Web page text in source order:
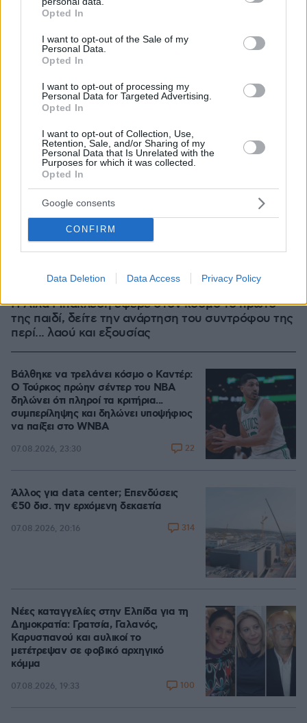
grant or deny consent to Google and its third-party tags to
use your data for below specified purposes in below Google
consent section.
Opted In
I want to opt-out of the Sale of my
Personal Data.
Opted In
I want to opt-out of processing my
Personal Data for Targeted Advertising.
Opted In
I want to opt-out of Collection, Use,
Retention, Sale, and/or Sharing of my
Personal Data that Is Unrelated with the
Purposes for which it was collected.
Opted In
Google consents
CONFIRM
Data Deletion Data Access Privacy Policy
Η Λίλα Μπακλέση έφερε στον κόσμο το πρώτο
της παιδί, δείτε την ανάρτηση του συντρόφου της
περί... λαού και εξουσίας
Βάλθηκε να τρελάνει κόσμο ο Καντέρ:
Ο Τούρκος πρώην σέντερ του NBA
δηλώνει ότι πληροί τα κριτήρια...
συμπερίληψης και δηλώνει υποψήφιος
να παίξει στο WNBA
07.08.2026, 23:30 22
Άλλος για data center; Επενδύσεις
€50 δισ. την ερχόμενη δεκαετία
07.08.2026, 20:16 314
Νέες καταγγελίες στην Ελπίδα για τη
Δημοκρατία: Γρατσία, Γαλανός,
Καρυστιανού και αυλικοί το
μετέτρεψαν σε φοβικό αρχηγικό
κόμμα
07.08.2026, 19:33 100